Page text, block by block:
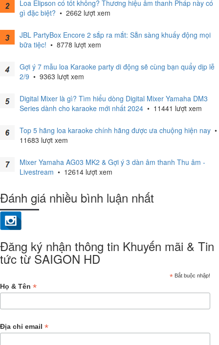
Loa Elipson có tốt không? Thương hiệu âm thanh Pháp này có
gì đặc biệt? • 2662 lượt xem
JBL PartyBox Encore 2 sắp ra mắt: Sẵn sàng khuấy động mọi
bữa tiệc! • 8778 lượt xem
Gợi ý 7 mẫu loa Karaoke party di động sẽ cùng bạn quẩy dịp lễ
2/9 • 9363 lượt xem
Digital Mixer là gì? Tìm hiểu dòng Digital Mixer Yamaha DM3
Series dành cho karaoke mới nhất 2024 • 11441 lượt xem
Top 5 hãng loa karaoke chính hãng được ưa chuộng hiện nay •
11683 lượt xem
Mixer Yamaha AG03 MK2 & Gợi ý 3 dàn âm thanh Thu âm -
Livestream • 12614 lượt xem
Đánh giá nhiều bình luận nhất
Đăng ký nhận thông tin Khuyến mãi & Tin
tức từ SAIGON HD
* Bắt buộc nhập!
Họ & Tên *
Địa chỉ email *